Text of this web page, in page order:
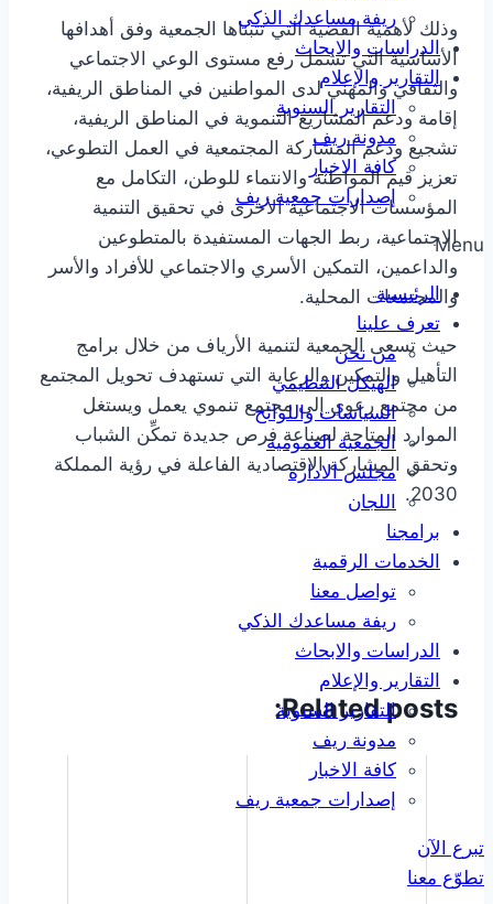
ريفة مساعدك الذكي
الدراسات والابحاث
التقارير والإعلام
التقارير السنوية
مدونة ريف
كافة الاخبار
إصدارات جمعية ريف
Menu
الرئيسية
تعرف علينا
من نحن
الهيكل التنظيمي
السياسات واللوائح
الجمعية العمومية
مجلس الادارة
اللجان
برامجنا
الخدمات الرقمية
تواصل معنا
ريفة مساعدك الذكي
الدراسات والابحاث
التقارير والإعلام
التقارير السنوية
مدونة ريف
كافة الاخبار
إصدارات جمعية ريف
تبرع الآن
تطوّع معنا
وذلك لأهمية القضية التي تتبناها الجمعية وفق أهدافها
الأساسية التي تشمل رفع مستوى الوعي الاجتماعي
والثقافي والمهني لدى المواطنين في المناطق الريفية،
إقامة ودعم المشاريع التنموية في المناطق الريفية،
تشجيع ودعم المشاركة المجتمعية في العمل التطوعي،
تعزيز قيم المواطنة والانتماء للوطن، التكامل مع
المؤسسات الاجتماعية الأخرى في تحقيق التنمية
الاجتماعية، ربط الجهات المستفيدة بالمتطوعين
والداعمين، التمكين الأسري والاجتماعي للأفراد والأسر
والمجتمعات المحلية.
حيث تسعى الجمعية لتنمية الأرياف من خلال برامج
التأهيل والتمكين والرعاية التي تستهدف تحويل المجتمع
من مجتمع رعوي إلى مجتمع تنموي يعمل ويستغل
الموارد المتاحة لصناعة فرص جديدة تمكِّن الشباب
وتحقق المشاركة الاقتصادية الفاعلة في رؤية المملكة
2030.
Related posts: